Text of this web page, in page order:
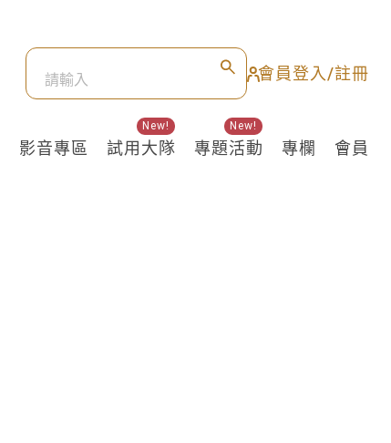
會員登入/註冊
影音專區 試用大隊
New!
專題活動
New!
專欄 會員